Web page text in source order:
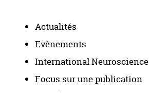
Actualités
Evènements
International
Focus sur une publication